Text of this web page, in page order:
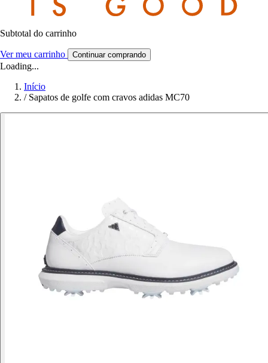
Subtotal do carrinho
Ver meu carrinho Continuar comprando
Loading...
Início
/ Sapatos de golfe com cravos adidas MC70